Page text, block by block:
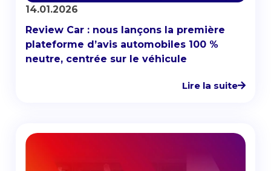
14.01.2026
Review Car : nous lançons la première
plateforme d’avis automobiles 100 %
neutre, centrée sur le véhicule
Lire la suite